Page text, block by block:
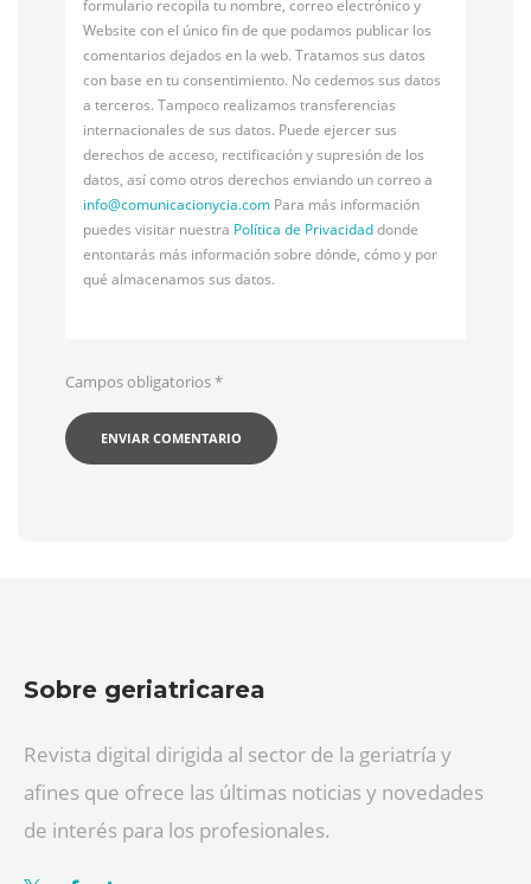
formulario recopila tu nombre, correo electrónico y
Website con el único fin de que podamos publicar los
comentarios dejados en la web. Tratamos sus datos
con base en tu consentimiento. No cedemos sus datos
a terceros. Tampoco realizamos transferencias
internacionales de sus datos. Puede ejercer sus
derechos de acceso, rectificación y supresión de los
datos, así como otros derechos enviando un correo a
info@comunicacionycia.com Para más información
puedes visitar nuestra Política de Privacidaddonde
entontarás más información sobre dónde, cómo y por
qué almacenamos sus datos.
Campos obligatorios*
Sobre geriatricarea
Revista digital dirigida al sector de la geriatría y
afines que ofrece las últimas noticias y novedades
de interés para los profesionales.